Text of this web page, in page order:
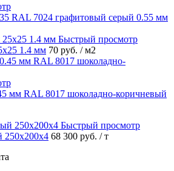
RAL 7024 графитовый серый 0.55 мм
Быстрый просмотр
1.4 мм 70 руб. / м2
мм RAL 8017 шоколадно-коричневый
Быстрый просмотр
250х200х4 68 300 руб. / т